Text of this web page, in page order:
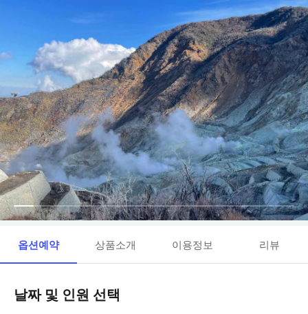
옵션예약 상품소개 이용정보 리뷰
날짜 및 인원 선택